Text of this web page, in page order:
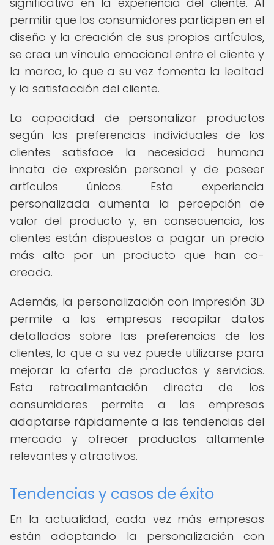
permitir que los consumidores participen en el
diseño y la creación de sus propios artículos,
se crea un vínculo emocional entre el cliente y
la marca, lo que a su vez fomenta la lealtad
y la satisfacción del cliente.
La capacidad de personalizar productos
según las preferencias individuales de los
clientes satisface la necesidad humana
innata de expresión personal y de poseer
artículos únicos. Esta experiencia
personalizada aumenta la percepción de
valor del producto y, en consecuencia, los
clientes están dispuestos a pagar un precio
más alto por un producto que han co-
creado.
Además, la personalización con impresión 3D
permite a las empresas recopilar datos
detallados sobre las preferencias de los
clientes, lo que a su vez puede utilizarse para
mejorar la oferta de productos y servicios.
Esta retroalimentación directa de los
consumidores permite a las empresas
adaptarse rápidamente a las tendencias del
mercado y ofrecer productos altamente
relevantes y atractivos.
Tendencias y casos de éxito
En la actualidad, cada vez más empresas
están adoptando la personalización con